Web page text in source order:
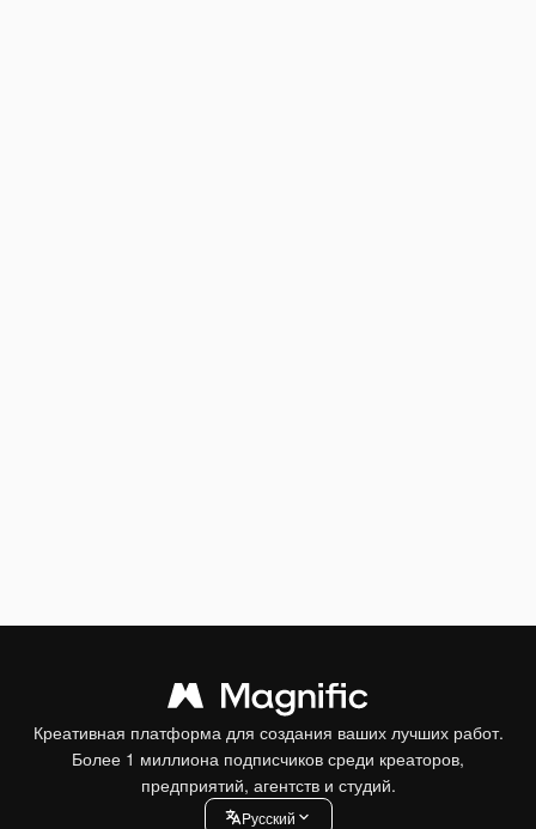
Креативная платформа для создания ваших лучших работ.
Более 1 миллиона подписчиков среди креаторов,
предприятий, агентств и студий.
Pусский